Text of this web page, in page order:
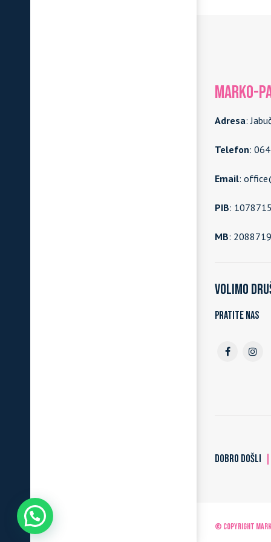
MARKO-
Adresa:
Telefon:
Email:
PIB:
MB:
Volimo
Pratite nas
DOBRO DOŠLI
© Copyright